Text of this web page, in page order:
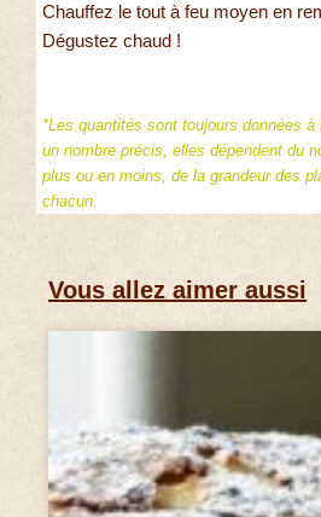
Chauffez le tout à feu moyen en
Dégustez chaud !
*Les quantités sont toujours données
un nombre précis, elles dépendent du
plus ou en moins, de la grandeur des
chacun.
Vous allez aimer aussi